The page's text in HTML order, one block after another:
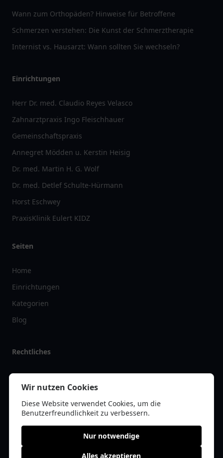
Wann zum Orthopäden? Hinweise für Betroffene
Schmerzen verstehen: Die Kunst der Schmerztherapie
Internist vs. Hausarzt: Wann sollten Sie wechseln?
Einrichtungen
Herr Dr. med. Claudio Reyes Velasco
Zahnarztpraxis Ingo Fleischhauer
Gemeinschaftspraxis
Annegret Mödden u. Kerstin Heisig
Dr. med. Martin H. G. Wolf
Dr. med. Detlef Schulte-Hürmann
Horst Eschwey
PraxisKlinik Eulert KIDZ
Seiten
Home
Einrichtungen
Kategorien
Blog
Rechtliches
Impressum
Datenschutz
Kontakt
Wir nutzen Cookies
Diese Website verwendet Cookies, um die
Benutzerfreundlichkeit zu verbessern.
Nur notwendige
Alles akzeptieren